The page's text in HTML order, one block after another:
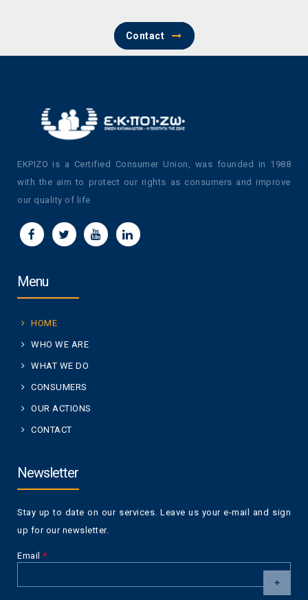
Contact
EKPIZO is a Certified Consumer Union, was founded in 1988
with the aim to protect our rights as consumers and improve
our quality of life
Menu
HOME
WHO WE ARE
WHAT WE DO
CONSUMERS
OUR ACTIONS
CONTACT
Newsletter
Stay up to date on our services. Leave us your e-mail and sign
up for our newsletter.
Email *